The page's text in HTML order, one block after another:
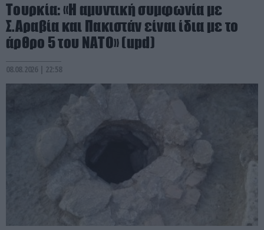
Τουρκία: «Η αμυντική συμφωνία με
Σ.Αραβία και Πακιστάν είναι ίδια με το
άρθρο 5 του ΝΑΤΟ» (upd)
08.08.2026 | 22:58